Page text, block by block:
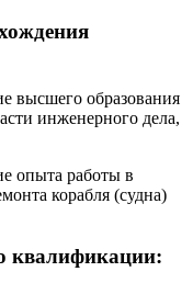
высшего образования
инженерного дела,
опыта работы в
корабля (судна)
квалификации: